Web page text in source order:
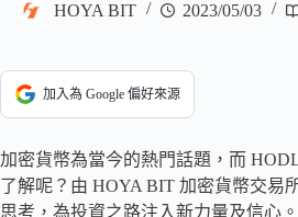
HOYA BIT 2023/05/03
加入為 Google 偏好來源
加密貨幣為當今的熱門話題，而
了解呢？由 HOYA BIT 加密貨幣交易
思考，為投資之路注入新力量及信心。